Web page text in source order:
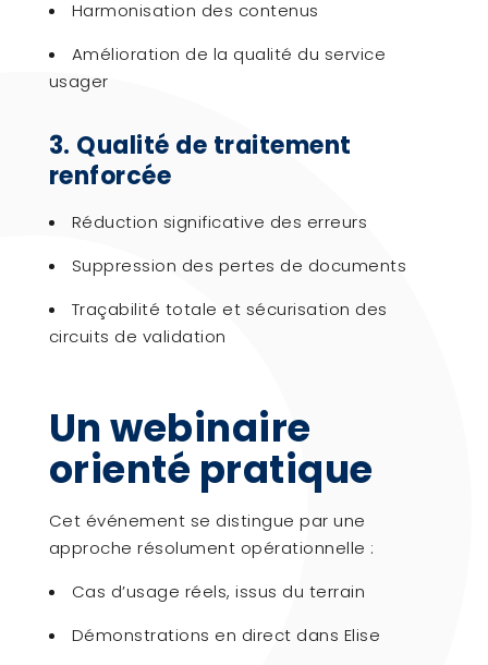
Harmonisation des contenus
Amélioration de la qualité du service
usager
3. Qualité de traitement
renforcée
Réduction significative des erreurs
Suppression des pertes de documents
Traçabilité totale et sécurisation des
circuits de validation
Un webinaire
orienté pratique
Cet événement se distingue par une
approche résolument opérationnelle :
Cas d’usage réels, issus du terrain
Démonstrations en direct dans Elise